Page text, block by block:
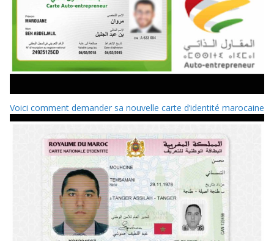
Voici comment demander sa nouvelle carte d’identité marocaine